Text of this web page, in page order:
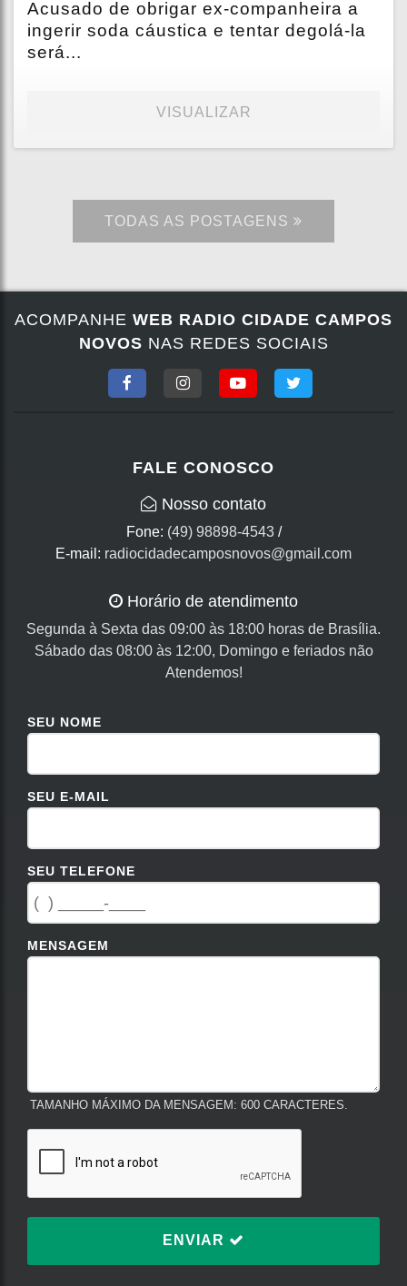
Acusado de obrigar ex-companheira a
ingerir soda cáustica e tentar degolá-la
será...
VISUALIZAR
TODAS AS POSTAGENS
ACOMPANHE WEB RADIO CIDADE CAMPOS
NOVOS NAS REDES SOCIAIS
FALE CONOSCO
Nosso contato
Fone: (49) 98898-4543/
E-mail: radiocidadecamposnovos@gmail.com
Horário de atendimento
Segunda à Sexta das 09:00 às 18:00 horas de Brasília.
Sábado das 08:00 às 12:00, Domingo e feriados não
Atendemos!
SEU NOME
SEU E-MAIL
SEU TELEFONE
MENSAGEM
TAMANHO MÁXIMO DA MENSAGEM: 600 CARACTERES.
ENVIAR